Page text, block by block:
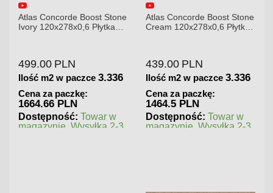
Atlas Concorde Boost Stone
Ivory 120x278x0,6 Płytka
499.00 PLN
Ilość m2 w paczce 3.336
Cena za paczkę:
1664.66 PLN
Dostępność: Towar w
magazynie. Wysyłka 2-3
Atlas Concorde Boost Stone
Cream 120x278x0,6 Płytka
439.00 PLN
Ilość m2 w paczce 3.336
Cena za paczkę:
1464.5 PLN
Dostępność: Towar w
magazynie. Wysyłka 2-3